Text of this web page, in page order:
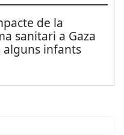
de la
sanitari a Gaza
alguns infants